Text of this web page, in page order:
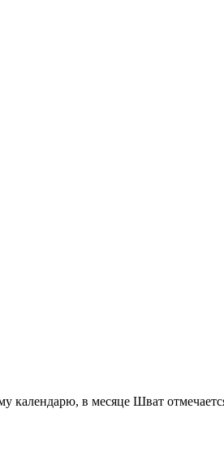
календарю, в месяце Шват